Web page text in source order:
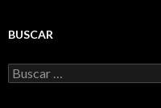
BUSCAR
Buscar: